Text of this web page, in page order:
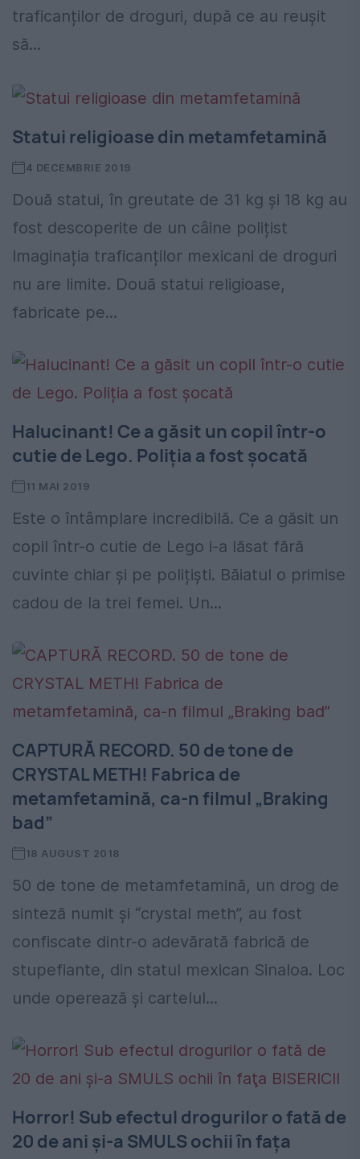
traficanților de droguri, după ce au reușit
să...
Statui religioase din metamfetamină
4 DECEMBRIE 2019
Două statui, în greutate de 31 kg și 18 kg au
fost descoperite de un câine polițist
Imaginația traficanților mexicani de droguri
nu are limite. Două statui religioase,
fabricate pe...
Halucinant! Ce a găsit un copil într-o
cutie de Lego. Poliția a fost șocată
11 MAI 2019
Este o întâmplare incredibilă. Ce a găsit un
copil într-o cutie de Lego i-a lăsat fără
cuvinte chiar și pe polițiști. Băiatul o primise
cadou de la trei femei. Un...
CAPTURĂ RECORD. 50 de tone de
CRYSTAL METH! Fabrica de
metamfetamină, ca-n filmul „Braking
bad”
18 AUGUST 2018
50 de tone de metamfetamină, un drog de
sinteză numit şi “crystal meth”, au fost
confiscate dintr-o adevărată fabrică de
stupefiante, din statul mexican Sinaloa. Loc
unde operează și cartelul...
Horror! Sub efectul drogurilor o fată de
20 de ani şi-a SMULS ochii în faţa